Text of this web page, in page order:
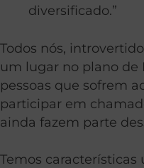
diversificado.”
Todos nós,
um lugar no plano de
pessoas que sofrem
participar em
ainda fazem parte
Temos